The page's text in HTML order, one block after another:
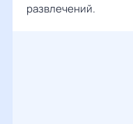
развлечений.